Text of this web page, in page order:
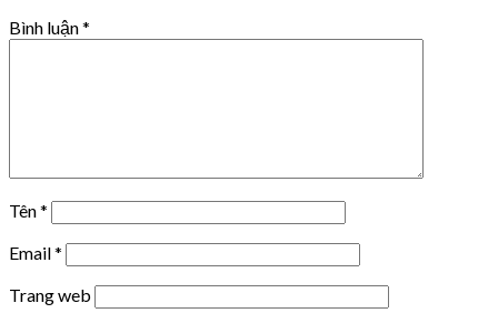
Bình luận*
Tên*
Email*
Trang web